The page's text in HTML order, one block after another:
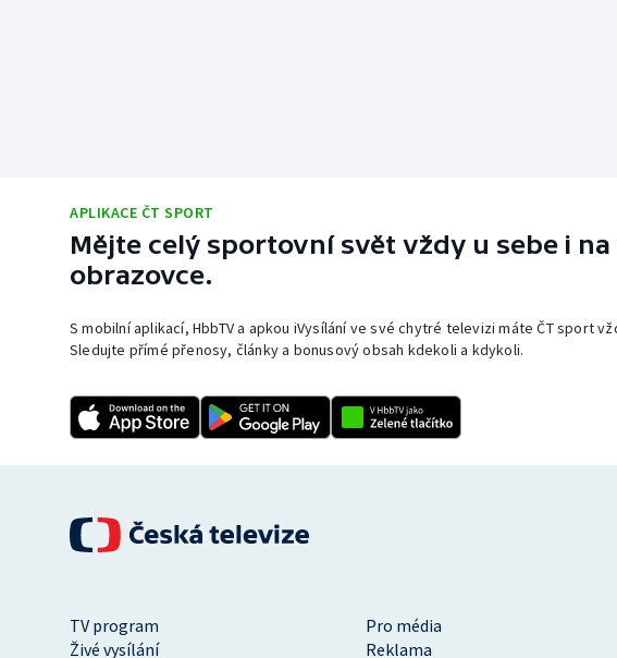
APLIKACE ČT SPORT
Mějte celý sportovní svět vždy u sebe i na
obrazovce.
S mobilní aplikací, HbbTV a apkou iVysílání ve své chytré televizi máte ČT sport
Sledujte přímé přenosy, články a bonusový obsah kdekoli a kdykoli.
TV program
Pro média
Živé vysílání
Reklama